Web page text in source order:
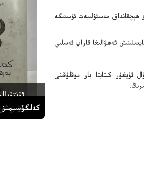
ھېچقانداق مەسئۇلىيەت ئۈستىگە
ئەھۋالىغا قاراپ ئەسلىي
ئۇيغۇر كىتابتا بار يوقلۇقىنى
ئەل
-ئەزىزانە
سۆز
كەلگۈسىمىز